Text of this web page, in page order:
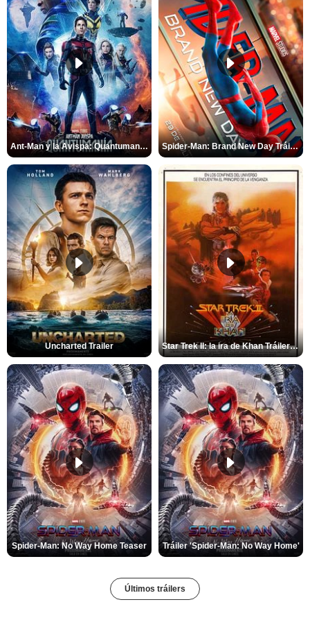
Ant-Man y la Avispa: Quantumanía Tráiler (2) Spider-Man: Brand New Day Tráiler (3)
Uncharted Trailer Star Trek II: la ira de Khan Tráiler VO
Spider-Man: No Way Home Teaser Tráiler 'Spider-Man: No Way Home'
Últimos tráilers